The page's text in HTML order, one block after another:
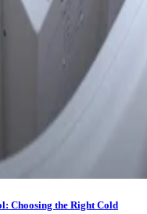
Choosing the Right Cold